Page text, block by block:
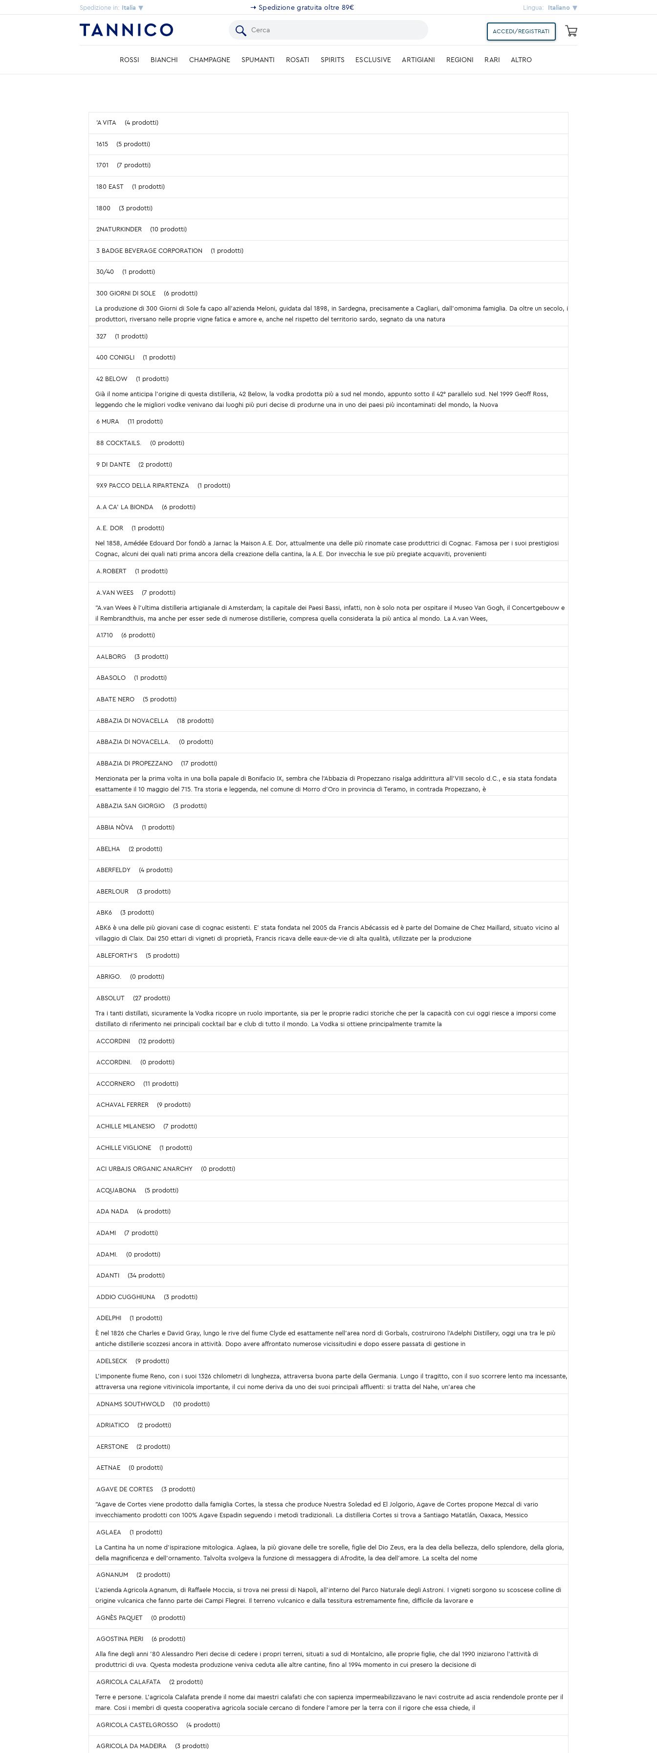
Spedizione in: Italia ➝ Spedizione gratuita oltre 89€ Lingua: Italiano
ACCEDI/REGISTRATI
ROSSI BIANCHI CHAMPAGNE SPUMANTI ROSATI SPIRITS ESCLUSIVE ARTIGIANI REGIONI RARI ALTRO
'A VITA (4 prodotti)
1615 (5 prodotti)
1701 (7 prodotti)
180 EAST (1 prodotti)
1800 (3 prodotti)
2NATURKINDER (10 prodotti)
3 BADGE BEVERAGE CORPORATION (1 prodotti)
30/40 (1 prodotti)
300 GIORNI DI SOLE
(6 prodotti)
La produzione di 300 Giorni di Sole fa capo all'azienda Meloni, guidata dal 1898, in Sardegna, precisamente a Cagliari, dall'omonima famiglia. Da oltre un secolo, i
produttori, riversano nelle proprie vigne fatica e amore e, anche nel rispetto del territorio sardo, segnato da una natura
327 (1 prodotti)
400 CONIGLI (1 prodotti)
42 BELOW
(1 prodotti)
Già il nome anticipa l'origine di questa distilleria, 42 Below, la vodka prodotta più a sud nel mondo, appunto sotto il 42° parallelo sud. Nel 1999 Geoff Ross,
leggendo che le migliori vodke venivano dai luoghi più puri decise di produrne una in uno dei paesi più incontaminati del mondo, la Nuova
6 MURA (11 prodotti)
88 COCKTAILS. (0 prodotti)
9 DI DANTE (2 prodotti)
9X9 PACCO DELLA RIPARTENZA (1 prodotti)
A.A CA’ LA BIONDA (6 prodotti)
A.E. DOR
(1 prodotti)
Nel 1858, Amédée Edouard Dor fondò a Jarnac la Maison A.E. Dor, attualmente una delle più rinomate case produttrici di Cognac. Famosa per i suoi prestigiosi
Cognac, alcuni dei quali nati prima ancora della creazione della cantina, la A.E. Dor invecchia le sue più pregiate acquaviti, provenienti
A.ROBERT (1 prodotti)
A.VAN WEES
(7 prodotti)
"A.van Wees è l'ultima distilleria artigianale di Amsterdam; la capitale dei Paesi Bassi, infatti, non è solo nota per ospitare il Museo Van Gogh, il Concertgebouw e
il Rembrandthuis, ma anche per esser sede di numerose distillerie, compresa quella considerata la più antica al mondo. La A.van Wees,
A1710 (6 prodotti)
AALBORG (3 prodotti)
ABASOLO (1 prodotti)
ABATE NERO (5 prodotti)
ABBAZIA DI NOVACELLA (18 prodotti)
ABBAZIA DI NOVACELLA. (0 prodotti)
ABBAZIA DI PROPEZZANO
(17 prodotti)
Menzionata per la prima volta in una bolla papale di Bonifacio IX, sembra che l’Abbazia di Propezzano risalga addirittura all’VIII secolo d.C., e sia stata fondata
esattamente il 10 maggio del 715. Tra storia e leggenda, nel comune di Morro d’Oro in provincia di Teramo, in contrada Propezzano, è
ABBAZIA SAN GIORGIO (3 prodotti)
ABBIA NÒVA (1 prodotti)
ABELHA (2 prodotti)
ABERFELDY (4 prodotti)
ABERLOUR (3 prodotti)
ABK6
(3 prodotti)
ABK6 è una delle più giovani case di cognac esistenti. E' stata fondata nel 2005 da Francis Abécassis ed è parte del Domaine de Chez Maillard, situato vicino al
villaggio di Claix. Dai 250 ettari di vigneti di proprietà, Francis ricava delle eaux-de-vie di alta qualità, utilizzate per la produzione
ABLEFORTH'S (5 prodotti)
ABRIGO. (0 prodotti)
ABSOLUT
(27 prodotti)
Tra i tanti distillati, sicuramente la Vodka ricopre un ruolo importante, sia per le proprie radici storiche che per la capacità con cui oggi riesce a imporsi come
distillato di riferimento nei principali cocktail bar e club di tutto il mondo. La Vodka si ottiene principalmente tramite la
ACCORDINI (12 prodotti)
ACCORDINI. (0 prodotti)
ACCORNERO (11 prodotti)
ACHAVAL FERRER (9 prodotti)
ACHILLE MILANESIO (7 prodotti)
ACHILLE VIGLIONE (1 prodotti)
ACI URBAJS ORGANIC ANARCHY (0 prodotti)
ACQUABONA (5 prodotti)
ADA NADA (4 prodotti)
ADAMI (7 prodotti)
ADAMI. (0 prodotti)
ADANTI (34 prodotti)
ADDIO CUGGHIUNA (3 prodotti)
ADELPHI
(1 prodotti)
È nel 1826 che Charles e David Gray, lungo le rive del fiume Clyde ed esattamente nell’area nord di Gorbals, costruirono l’Adelphi Distillery, oggi una tra le più
antiche distillerie scozzesi ancora in attività. Dopo avere affrontato numerose vicissitudini e dopo essere passata di gestione in
ADELSECK
(9 prodotti)
L’imponente fiume Reno, con i suoi 1326 chilometri di lunghezza, attraversa buona parte della Germania. Lungo il tragitto, con il suo scorrere lento ma incessante,
attraversa una regione vitivinicola importante, il cui nome deriva da uno dei suoi principali affluenti: si tratta del Nahe, un’area che
ADNAMS SOUTHWOLD (10 prodotti)
ADRIATICO (2 prodotti)
AERSTONE (2 prodotti)
AETNAE (0 prodotti)
AGAVE DE CORTES
(3 prodotti)
"Agave de Cortes viene prodotto dalla famiglia Cortes, la stessa che produce Nuestra Soledad ed El Jolgorio, Agave de Cortes propone Mezcal di vario
invecchiamento prodotti con 100% Agave Espadin seguendo i metodi tradizionali. La distilleria Cortes si trova a Santiago Matatlán, Oaxaca, Messico
AGLAEA
(1 prodotti)
La Cantina ha un nome d’ispirazione mitologica. Aglaea, la più giovane delle tre sorelle, figlie del Dio Zeus, era la dea della bellezza, dello splendore, della gloria,
della magnificenza e dell’ornamento. Talvolta svolgeva la funzione di messaggera di Afrodite, la dea dell’amore. La scelta del nome
AGNANUM
(2 prodotti)
L'azienda Agricola Agnanum, di Raffaele Moccia, si trova nei pressi di Napoli, all'interno del Parco Naturale degli Astroni. I vigneti sorgono su scoscese colline di
origine vulcanica che fanno parte dei Campi Flegrei. Il terreno vulcanico e dalla tessitura estremamente fine, difficile da lavorare e
AGNÈS PAQUET (0 prodotti)
AGOSTINA PIERI
(6 prodotti)
Alla fine degli anni '80 Alessandro Pieri decise di cedere i propri terreni, situati a sud di Montalcino, alle proprie figlie, che dal 1990 iniziarono l'attività di
produttrici di uva. Questa modesta produzione veniva ceduta alle altre cantine, fino al 1994 momento in cui presero la decisione di
AGRICOLA CALAFATA
(2 prodotti)
Terre e persone. L’agricola Calafata prende il nome dai maestri calafati che con sapienza impermeabilizzavano le navi costruite ad ascia rendendole pronte per il
mare. Cosi i membri di questa cooperativa agricola sociale cercano di fondere l’amore per la terra con il rigore che essa chiede, il
AGRICOLA CASTELGROSSO (4 prodotti)
AGRICOLA DA MADEIRA (3 prodotti)